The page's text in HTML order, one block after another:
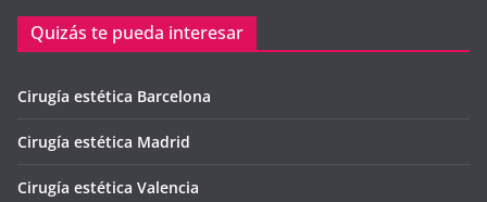
Quizás te pueda interesar
Cirugía estética Barcelona
Cirugía estética Madrid
Cirugía estética Valencia